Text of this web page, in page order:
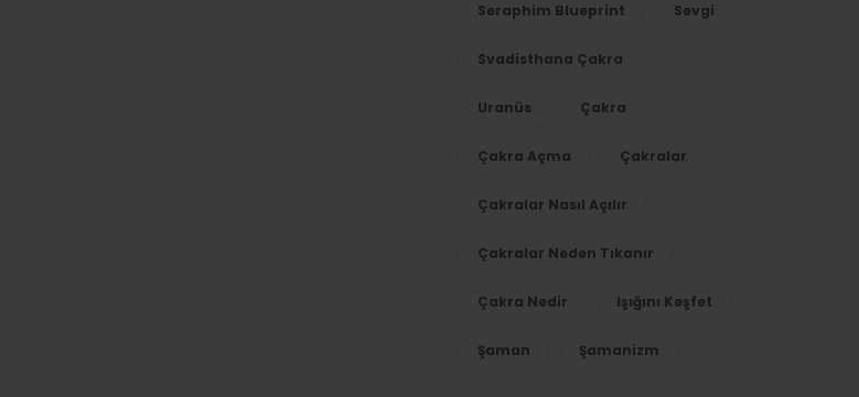
Seraphim Blueprint Sevgi
Svadisthana Çakra
Uranüs Çakra
Çakra Açma Çakralar
Çakralar Nasıl Açılır
Çakralar Neden Tıkanır
Çakra Nedir Işığını Keşfet
Şaman Şamanizm